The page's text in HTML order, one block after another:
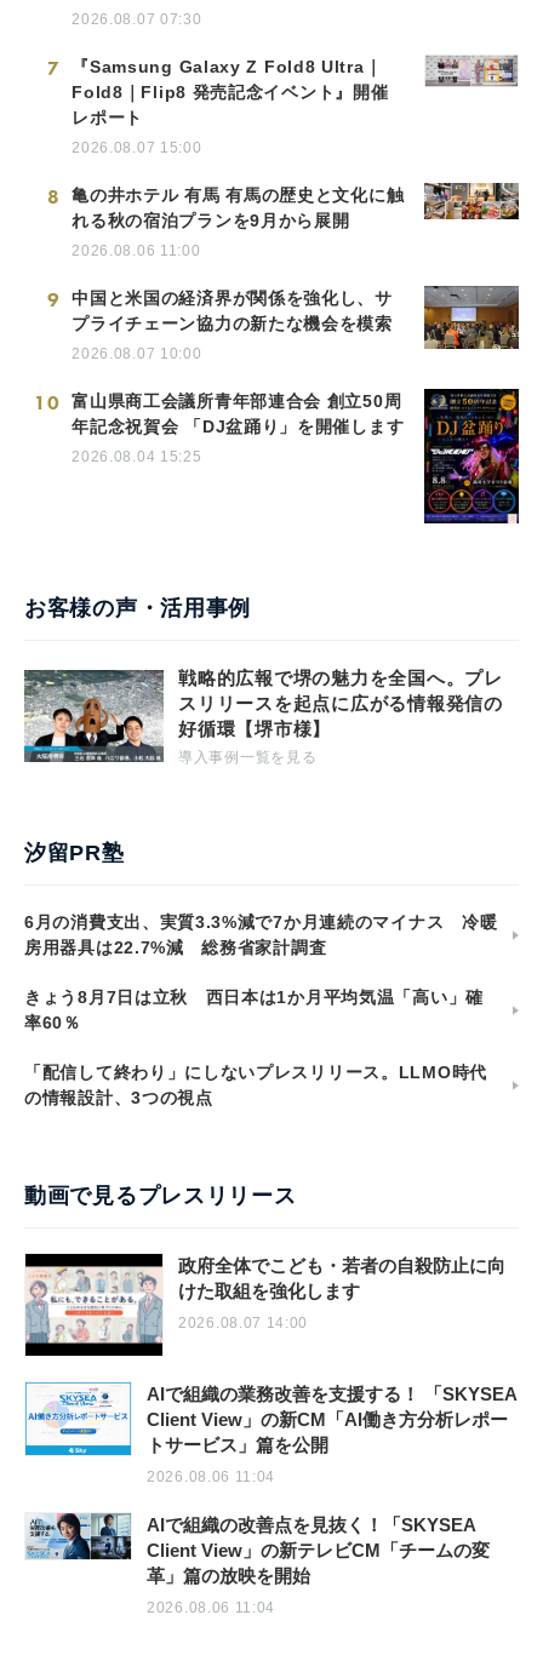
2026.08.07 07:30
7
『Samsung Galaxy Z Fold8 Ultra｜
Fold8｜Flip8 発売記念イベント』開催
レポート
2026.08.07 15:00
8
亀の井ホテル 有馬 有馬の歴史と文化に触
れる秋の宿泊プランを9月から展開
2026.08.06 11:00
9
中国と米国の経済界が関係を強化し、サ
プライチェーン協力の新たな機会を模索
2026.08.07 10:00
10
富山県商工会議所青年部連合会 創立50周
年記念祝賀会 「DJ盆踊り」を開催します
2026.08.04 15:25
お客様の声・活用事例
戦略的広報で堺の魅力を全国へ。プレ
スリリースを起点に広がる情報発信の
好循環【堺市様】
導入事例一覧を見る
汐留PR塾
6月の消費支出、実質3.3%減で7か月連続のマイナス 冷暖
房用器具は22.7%減 総務省家計調査
きょう8月7日は立秋 西日本は1か月平均気温「高い」確
率60％
「配信して終わり」にしないプレスリリース。LLMO時代
の情報設計、3つの視点
動画で見るプレスリリース
政府全体でこども・若者の自殺防止に向
けた取組を強化します
2026.08.07 14:00
AIで組織の業務改善を支援する！ 「SKYSEA
Client View」の新CM「AI働き方分析レポー
トサービス」篇を公開
2026.08.06 11:04
AIで組織の改善点を見抜く！「SKYSEA
Client View」の新テレビCM「チームの変
革」篇の放映を開始
2026.08.06 11:04